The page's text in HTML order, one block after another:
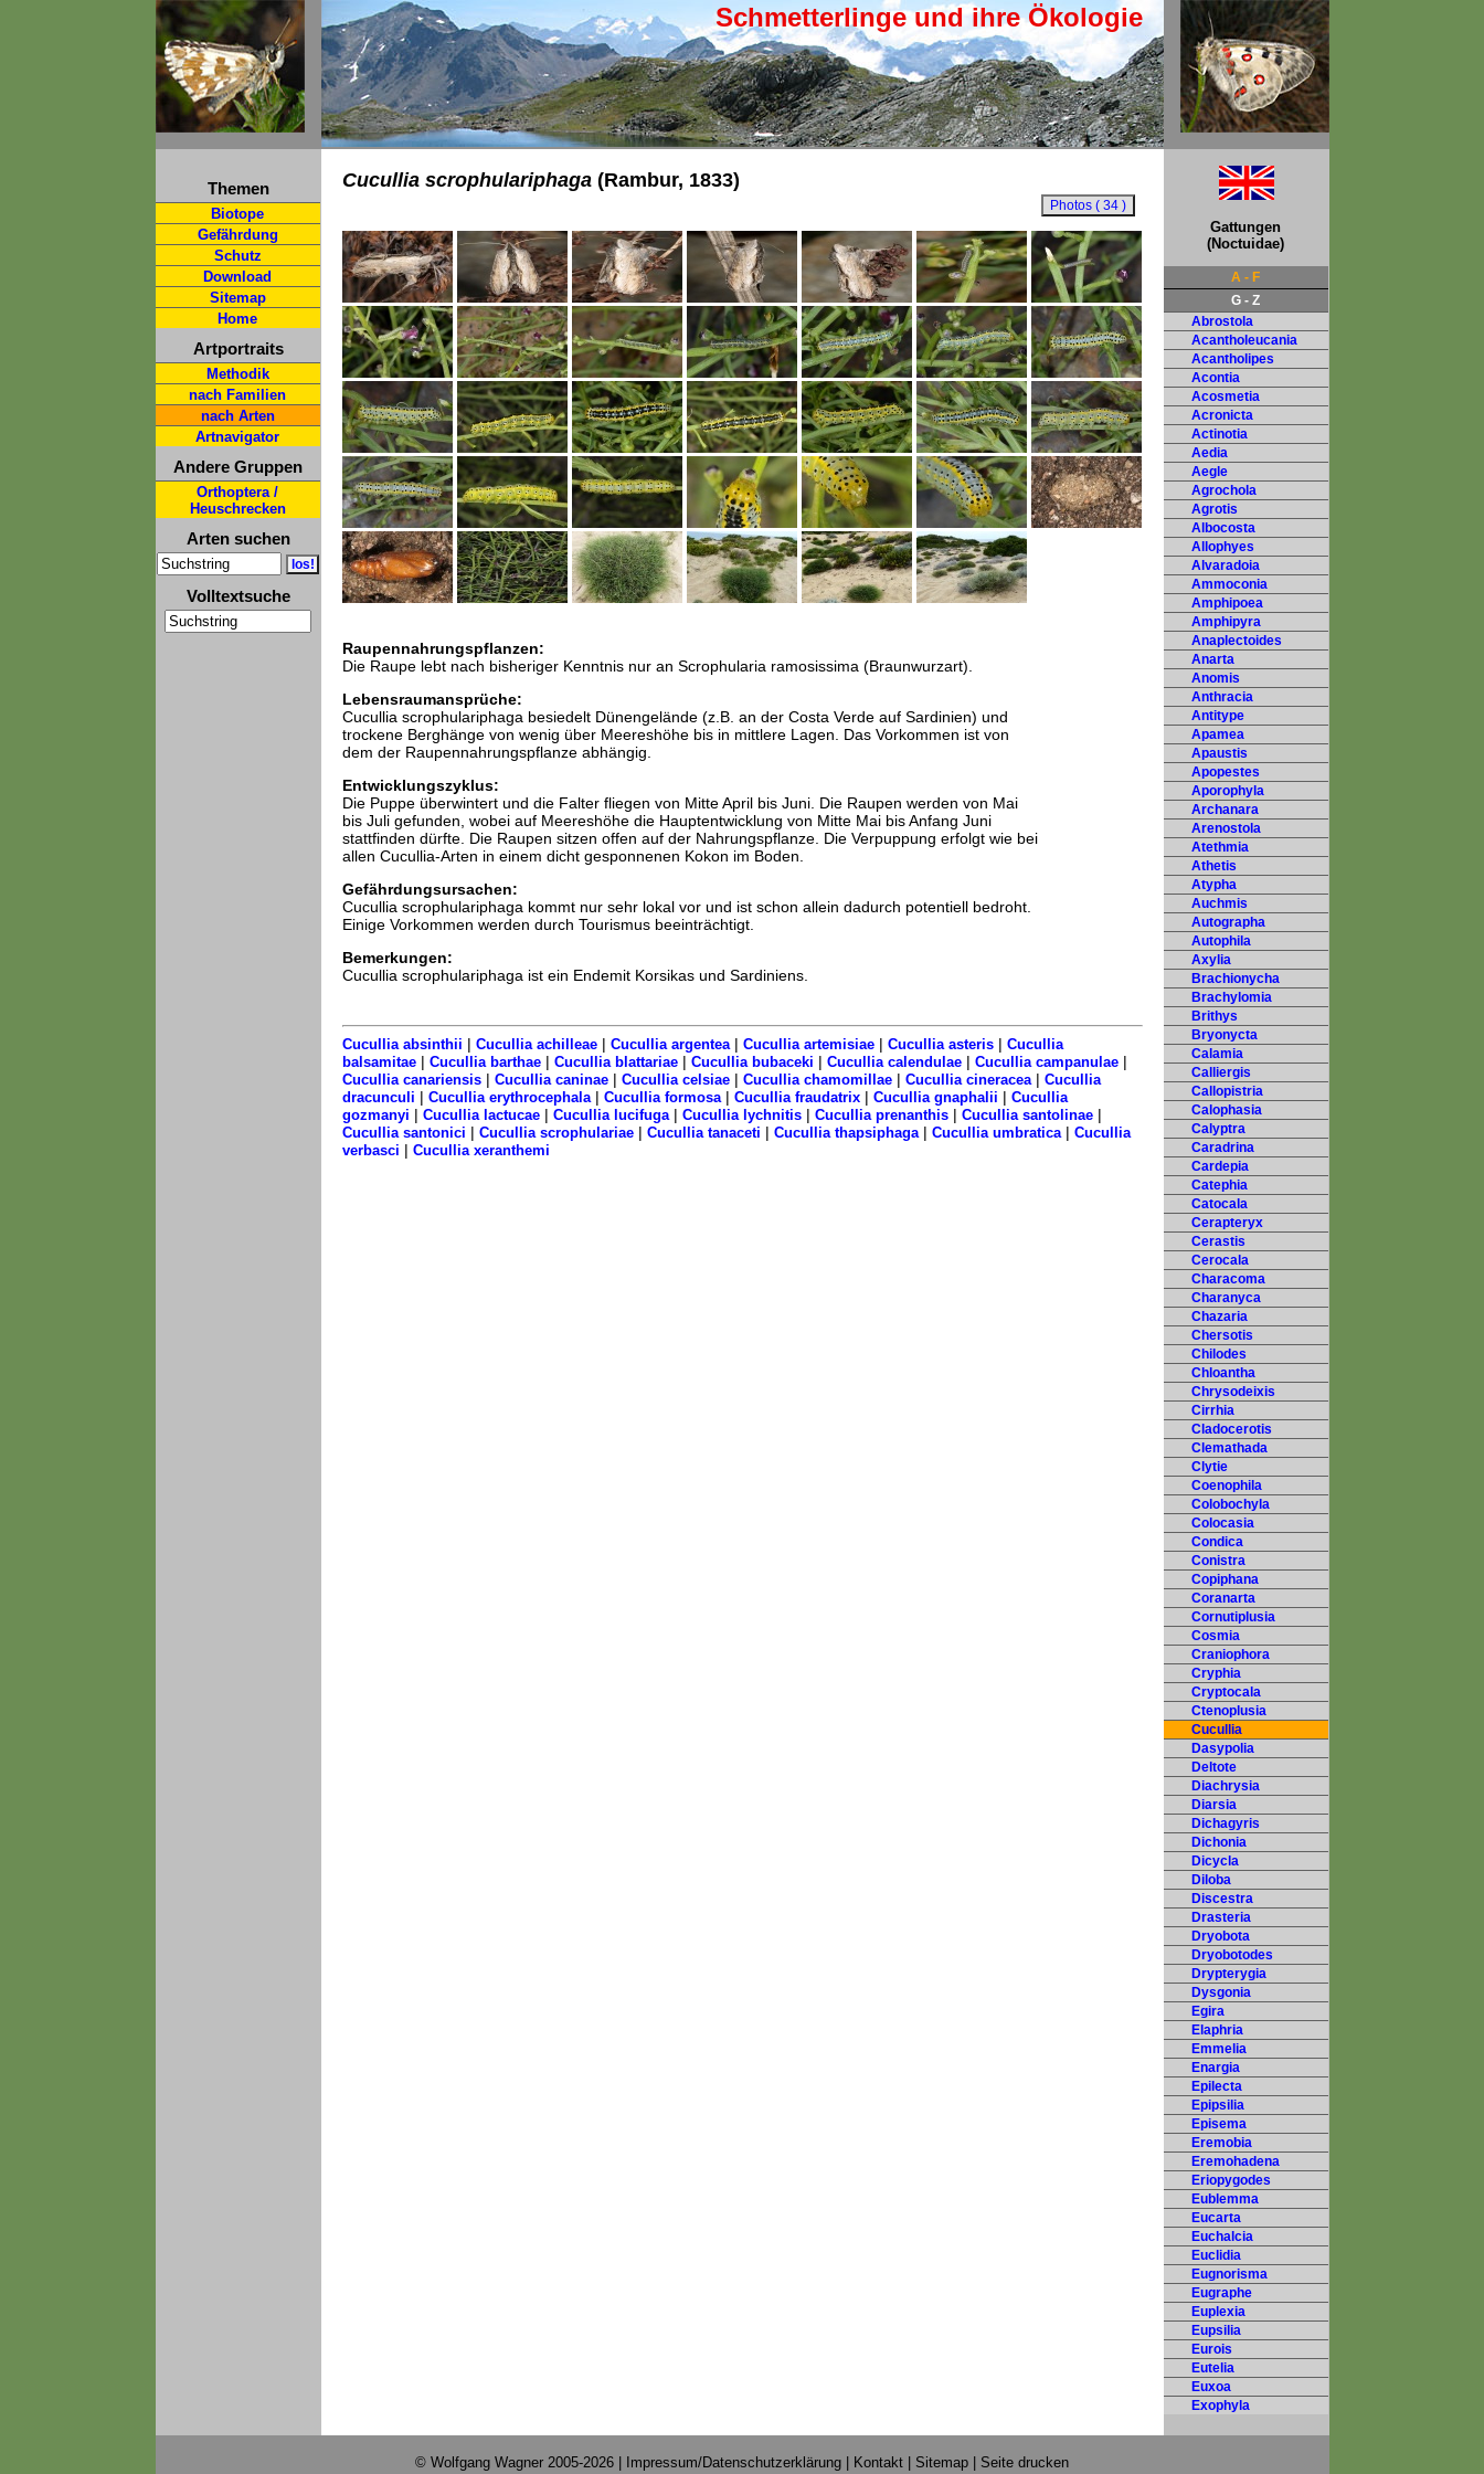
Schmetterlinge und ihre Ökologie
Themen
Biotope
Gefährdung
Schutz
Download
Sitemap
Home
Artportraits
Methodik
nach Familien
nach Arten
Artnavigator
Andere Gruppen
Orthoptera /
Heuschrecken
Arten suchen
Volltextsuche
Cucullia scrophulariphaga(Rambur, 1833)
Raupennahrungspflanzen:
Die Raupe lebt nach bisheriger Kenntnis nur an Scrophularia ramosissima (Braunwurzart).
Lebensraumansprüche:
Cucullia scrophulariphaga besiedelt Dünengelände (z.B. an der Costa Verde auf Sardinien) und
trockene Berghänge von wenig über Meereshöhe bis in mittlere Lagen. Das Vorkommen ist von
dem der Raupennahrungspflanze abhängig.
Entwicklungszyklus:
Die Puppe überwintert und die Falter fliegen von Mitte April bis Juni. Die Raupen werden von Mai
bis Juli gefunden, wobei auf Meereshöhe die Hauptentwicklung von Mitte Mai bis Anfang Juni
stattfinden dürfte. Die Raupen sitzen offen auf der Nahrungspflanze. Die Verpuppung erfolgt wie bei
allen Cucullia-Arten in einem dicht gesponnenen Kokon im Boden.
Gefährdungsursachen:
Cucullia scrophulariphaga kommt nur sehr lokal vor und ist schon allein dadurch potentiell bedroht.
Einige Vorkommen werden durch Tourismus beeinträchtigt.
Bemerkungen:
Cucullia scrophulariphaga ist ein Endemit Korsikas und Sardiniens.
Cucullia absinthii | Cucullia achilleae| Cucullia argentea| Cucullia artemisiae| Cucullia asteris| Cucullia
balsamitae| Cucullia barthae| Cucullia blattariae| Cucullia bubaceki | Cucullia calendulae| Cucullia campanulae|
Cucullia canariensis| Cucullia caninae| Cucullia celsiae| Cucullia chamomillae| Cucullia cineracea| Cucullia
dracunculi | Cucullia erythrocephala| Cucullia formosa| Cucullia fraudatrix| Cucullia gnaphalii | Cucullia
gozmanyi | Cucullia lactucae| Cucullia lucifuga| Cucullia lychnitis| Cucullia prenanthis| Cucullia santolinae|
Cucullia santonici | Cucullia scrophulariae| Cucullia tanaceti | Cucullia thapsiphaga| Cucullia umbratica| Cucullia
verbasci | Cucullia xeranthemi
Gattungen
(Noctuidae)
A - F
G - Z
Abrostola
Acantholeucania
Acantholipes
Acontia
Acosmetia
Acronicta
Actinotia
Aedia
Aegle
Agrochola
Agrotis
Albocosta
Allophyes
Alvaradoia
Ammoconia
Amphipoea
Amphipyra
Anaplectoides
Anarta
Anomis
Anthracia
Antitype
Apamea
Apaustis
Apopestes
Aporophyla
Archanara
Arenostola
Atethmia
Athetis
Atypha
Auchmis
Autographa
Autophila
Axylia
Brachionycha
Brachylomia
Brithys
Bryonycta
Calamia
Calliergis
Callopistria
Calophasia
Calyptra
Caradrina
Cardepia
Catephia
Catocala
Cerapteryx
Cerastis
Cerocala
Characoma
Charanyca
Chazaria
Chersotis
Chilodes
Chloantha
Chrysodeixis
Cirrhia
Cladocerotis
Clemathada
Clytie
Coenophila
Colobochyla
Colocasia
Condica
Conistra
Copiphana
Coranarta
Cornutiplusia
Cosmia
Craniophora
Cryphia
Cryptocala
Ctenoplusia
Cucullia
Dasypolia
Deltote
Diachrysia
Diarsia
Dichagyris
Dichonia
Dicycla
Diloba
Discestra
Drasteria
Dryobota
Dryobotodes
Drypterygia
Dysgonia
Egira
Elaphria
Emmelia
Enargia
Epilecta
Epipsilia
Episema
Eremobia
Eremohadena
Eriopygodes
Eublemma
Eucarta
Euchalcia
Euclidia
Eugnorisma
Eugraphe
Euplexia
Eupsilia
Eurois
Eutelia
Euxoa
Exophyla
© Wolfgang Wagner 2005-2026 | Impressum/Datenschutzerklärung Kontakt Sitemap Seite drucken